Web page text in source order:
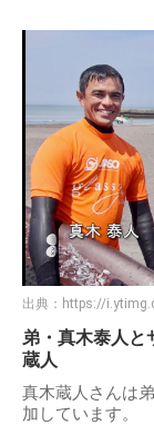
出典： https://
弟・真木泰人
蔵人
真木蔵人さんは
加しています。